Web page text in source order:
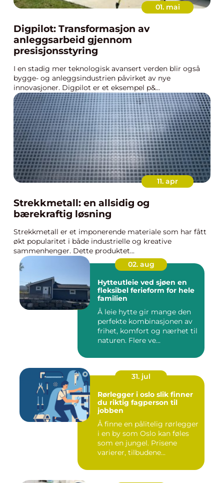
01. mai
Digpilot: Transformasjon av
anleggsarbeid gjennom
presisjonsstyring
I en stadig mer teknologisk avansert verden blir også
bygge- og anleggsindustrien påvirket av nye
innovasjoner. Digpilot er et eksempel p&...
11. apr
Strekkmetall: en allsidig og
bærekraftig løsning
Strekkmetall er et imponerende materiale som har fått
økt popularitet i både industrielle og kreative
sammenhenger. Dette produktet...
02. aug
Hytteutleie ved sjøen en
fleksibel ferieform for hele
familien
Å leie hytte gir mange den
perfekte kombinasjonen av
frihet, komfort og nærhet til
naturen. Flere ve...
31. jul
Rørlegger i oslo slik finner
du riktig fagperson til
jobben
Å finne en pålitelig rørlegger
i en by som Oslo kan føles
som en jungel. Prisene
varierer, tilbudene...